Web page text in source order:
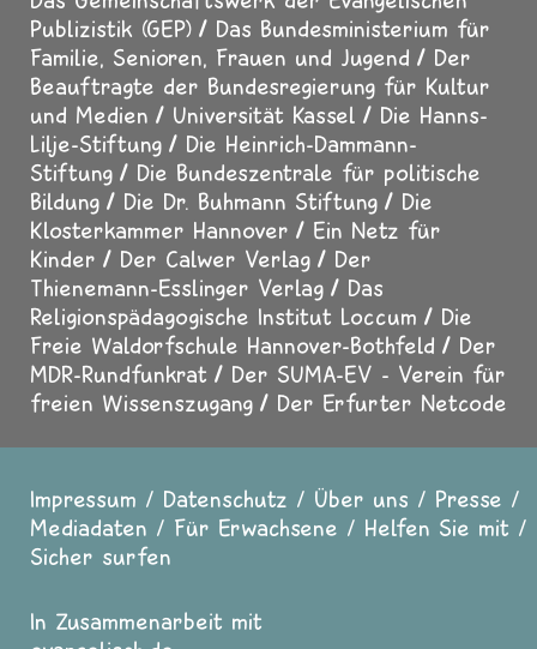
Publizistik (GEP)
Das Bundesministerium für
Familie, Senioren, Frauen und Jugend
Der
Beauftragte der Bundesregierung für Kultur
und Medien
Universität Kassel
Die Hanns-
Lilje-Stiftung
Die Heinrich-Dammann-
Stiftung
Die Bundeszentrale für politische
Bildung
Die Dr. Buhmann Stiftung
Die
Klosterkammer Hannover
Ein Netz für
Kinder
Der Calwer Verlag
Der
Thienemann-Esslinger Verlag
Das
Religionspädagogische Institut Loccum
Die
Freie Waldorfschule Hannover-Bothfeld
Der
MDR-Rundfunkrat
Der SUMA-EV - Verein für
freien Wissenszugang
Der Erfurter Netcode
Fußzeile
Impressum Datenschutz Über uns
Presse
Mediadaten
Für Erwachsene
Helfen Sie mit
Sicher surfen
In Zusammenarbeit mit